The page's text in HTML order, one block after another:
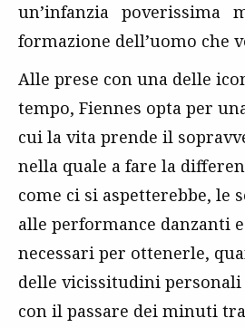
un’infanzia poverissima
formazione dell’uomo che
Alle prese con una delle
tempo, Fiennes opta per
cui la vita prende il
nella quale a fare la
come ci si aspetterebbe, le
alle performance danzanti
necessari per ottenerle,
delle vicissitudini personali
con il passare dei minuti